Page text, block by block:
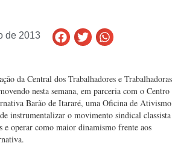
de 2013
da Central dos Trabalhadores e Trabalhadoras
nesta semana, em parceria com o Centro
Barão de Itararé, uma Oficina de Ativismo
instrumentalizar o movimento sindical classista
e operar como maior dinamismo frente aos